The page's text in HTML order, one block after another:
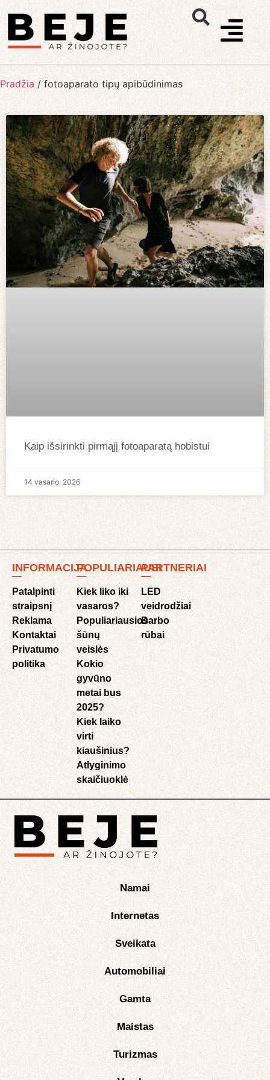
Pradžia / fotoaparato tipų apibūdinimas
Kaip išsirinkti pirmąjį fotoaparatą hobistui
14 vasario, 2026
INFORMACIJA
Patalpinti
straipsnį
Reklama
Kontaktai
Privatumo
politika
POPULIARIAUSI
Kiek liko iki
vasaros?
Populiariausios
šūnų
veislės
Kokio
gyvūno
metai bus
2025?
Kiek laiko
virti
kiaušinius?
Atlyginimo
skaičiuoklė​
PARTNERIAI
LED
veidrodžiai
Darbo
rūbai
Namai
Internetas
Sveikata
Automobiliai
Gamta
Maistas
Turizmas